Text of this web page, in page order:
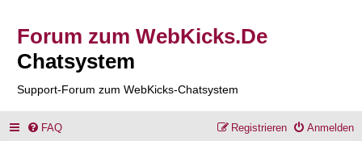
Forum zum WebKicks.De
Chatsystem
Support-Forum zum WebKicks-Chatsystem
FAQ Anmelden
Registrieren